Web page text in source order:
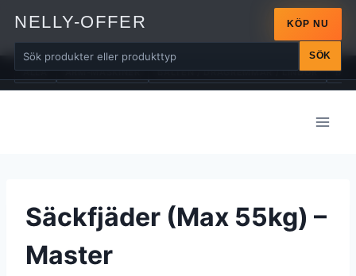
NELLY-OFFER
SÖK
KÖP NU
ALLA ARM-MASKINER BÄLTEN / DRAGREMMAR / LINDOR
Säckfjäder (Max 55kg) –
Master